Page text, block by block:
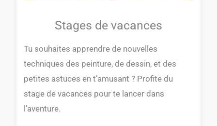
Stages de vacances
Tu souhaites apprendre de nouvelles
techniques des peinture, de dessin, et des
petites astuces en t’amusant ? Profite du
stage de vacances pour te lancer dans
l’aventure.